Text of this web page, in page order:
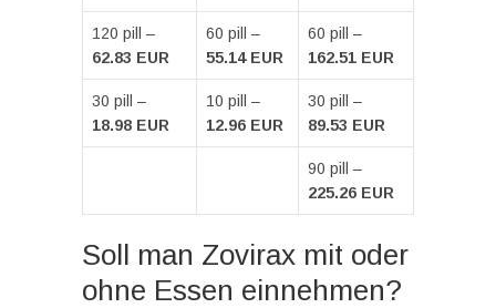
120 pill –
62.83 EUR
60 pill –
55.14 EUR
60 pill –
162.51 EUR
30 pill –
18.98 EUR
10 pill –
12.96 EUR
30 pill –
89.53 EUR
90 pill –
225.26 EUR
Soll man Zovirax mit oder
ohne Essen einnehmen?